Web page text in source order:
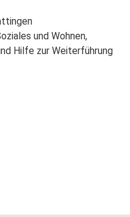
und Wohnen,
Hilfe zur Weiterführung